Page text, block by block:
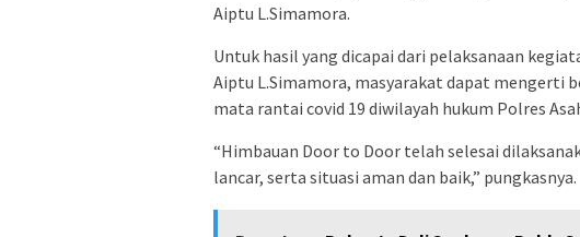
Aiptu L.Simamora.
Untuk hasil yang dicapai dari pelaksanaan
Aiptu L.Simamora, masyarakat dapat mengerti
mata rantai covid 19 diwilayah hukum Polres
“Himbauan Door to Door telah selesai
lancar, serta situasi aman dan baik,” pungkasnya.